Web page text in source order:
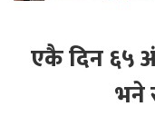
एकै दिन ६५
भने